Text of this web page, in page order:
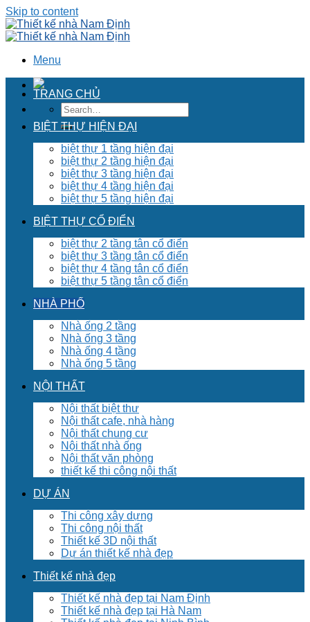
Skip to content
Menu
TRANG CHỦ
BIỆT THỰ HIỆN ĐẠI
biệt thự 1 tầng hiện đại
biệt thự 2 tầng hiện đại
biệt thự 3 tầng hiện đại
biệt thự 4 tầng hiện đại
biệt thự 5 tầng hiện đại
BIỆT THỰ CỔ ĐIỂN
biệt thự 2 tầng tân cổ điển
biệt thự 3 tầng tân cổ điển
biệt thự 4 tầng tân cổ điển
biệt thự 5 tầng tân cổ điển
NHÀ PHỐ
Nhà ống 2 tầng
Nhà ống 3 tầng
Nhà ống 4 tầng
Nhà ống 5 tầng
NỘI THẤT
Nội thất biệt thư
Nội thất cafe, nhà hàng
Nội thất chung cư
Nội thất nhà ống
Nội thất văn phòng
thiết kế thi công nội thất
DỰ ÁN
Thi công xây dựng
Thi công nội thất
Thiết kế 3D nội thất
Dự án thiết kế nhà đẹp
Thiết kế nhà đẹp
Thiết kế nhà đẹp tại Nam Định
Thiết kế nhà đẹp tại Hà Nam